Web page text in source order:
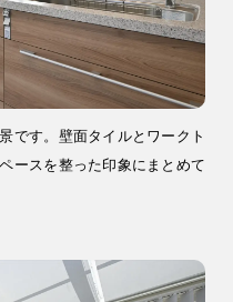
です。壁面タイルとワークト
ースを整った印象にまとめて
〜18時